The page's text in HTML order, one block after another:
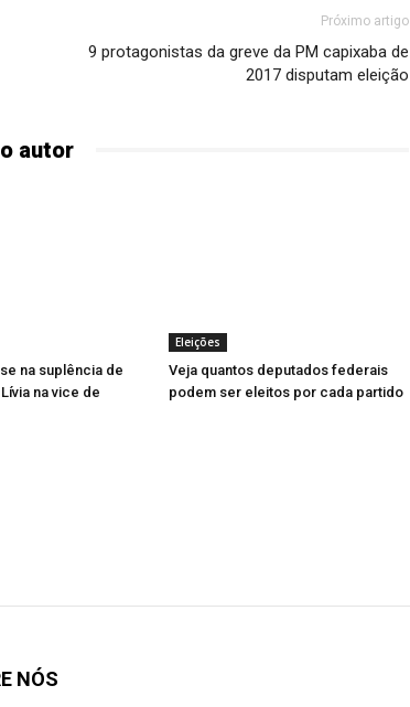
Próximo artigo
9 protagonistas da greve da PM capixaba de
2017 disputam eleição
autor
na suplência de
na vice de
Eleições
Veja quantos deputados federais
podem ser eleitos por cada partido
NÓS